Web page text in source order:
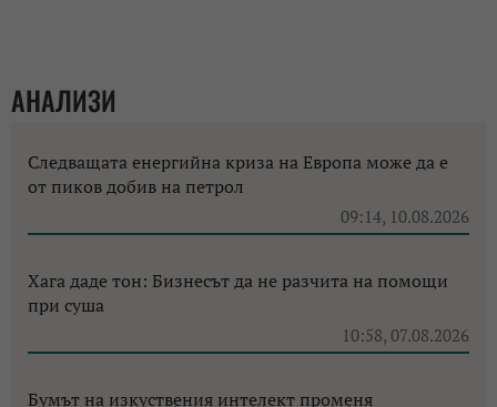
АНАЛИЗИ
Следващата енергийна криза на Европа може да е
от пиков добив на петрол
09:14, 10.08.2026
Хага даде тон: Бизнесът да не разчита на помощи
при суша
10:58, 07.08.2026
Бумът на изкуствения интелект променя